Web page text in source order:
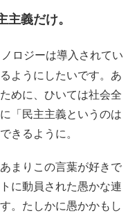
義だけ。
ロジーは導入されてい
ようにしたいです。あ
めに、ひいては社会全
「民主主義というのは
きるように。
まりこの言葉が好きで
に動員された愚かな連
。たしかに愚かかもし